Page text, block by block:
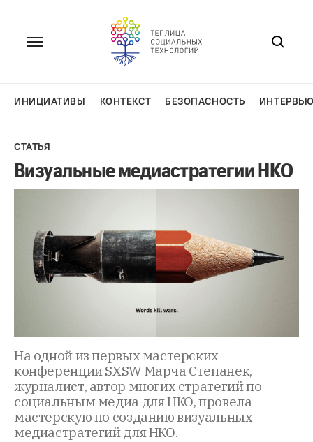
ИНИЦИАТИВЫ КОНТЕКСТ БЕЗОПАСНОСТЬ
СТАТЬЯ
Визуальные медиастратегии НКО
На одной из первых мастерских
конференции SXSW Марча Степанек,
журналист, автор многих стратегий по
социальным медиа для НКО, провела
мастерскую по созданию визуальных
медиастратегий для НКО.